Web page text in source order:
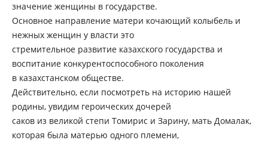
значение женщины в государстве.
Основное направление матери кочающий колыбель и
нежных женщин у власти это
стремительное развитие казахского государства и
воспитание конкурентоспособного поколения
в казахстанском обществе.
Действительно, если посмотреть на историю нашей
родины, увидим героических дочерей
саков из великой степи Томирис и Зарину, мать Домалак,
которая была матерью одного племени,